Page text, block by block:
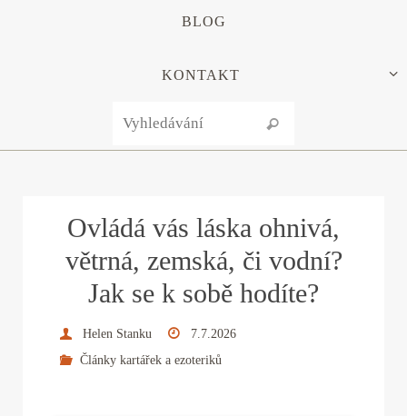
BLOG
KONTAKT
Vyhledávání
Ovládá vás láska ohnivá,
větrná, zemská, či vodní?
Jak se k sobě hodíte?
Helen Stanku
7.7.2026
Články kartářek a ezoteriků